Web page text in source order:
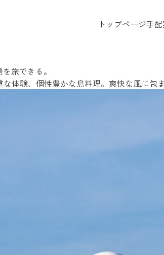
トップページ手配
うになった石垣島編★
旅できる。
体験、個性豊かな島料理。爽快な風に包